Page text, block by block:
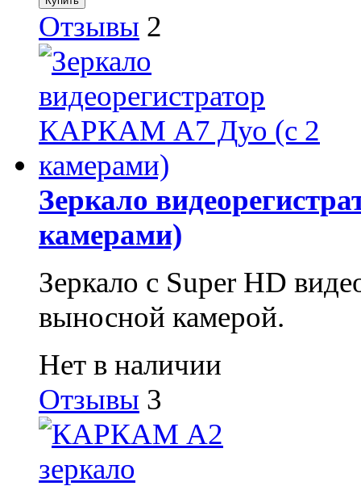
Отзывы 2
Зеркало
камерами)
Зеркало с Super HD
выносной камерой.
Нет в наличии
Отзывы 3